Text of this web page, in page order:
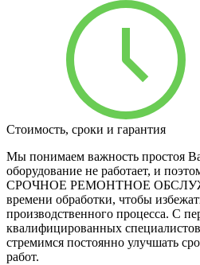
Стоимость, сроки и гарантия
Мы понимаем важность простоя
оборудование не работает, и
СРОЧНОЕ РЕМОНТНОЕ
времени обработки, чтобы
производственного процесса. С
квалифицированных
стремимся постоянно улучшать
работ.